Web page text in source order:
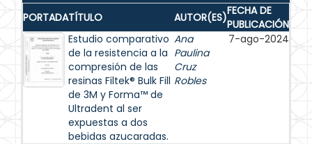
PORTADATÍTULO AUTOR(ES)FECHA DE
PUBLICACIÓN
Estudio comparativo
de la resistencia a la
compresión de las
resinas Filtek® Bulk Fill
de 3M y Forma™ de
Ultradent al ser
expuestas a dos
bebidas azucaradas.
Ana
Paulina
Cruz
Robles
7-ago-2024